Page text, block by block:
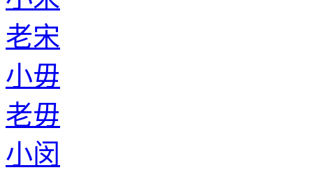
老宋
小毋
老毋
小闵